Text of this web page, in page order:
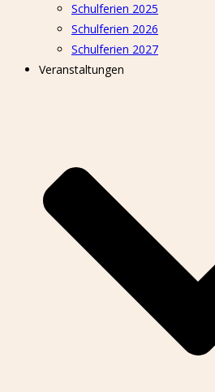
Schulferien 2025
Schulferien 2026
Schulferien 2027
Veranstaltungen